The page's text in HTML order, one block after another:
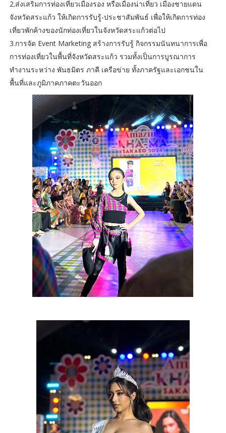
2.ส่งเสริมการท่องเที่ยวเมืองรอง หรือเมืองน่าเที่ยว เมืองชายแดน
จังหวัดสระแก้ว ให้เกิดการรับรู้-ประชาสัมพันธ์ เพื่อให้เกิดการท่อง
เที่ยวพักค้างของนักท่องเที่ยวในจังหวัดสระแก้วต่อไป
3.การจัด Event Marketing สร้างการรับรู้ กิจกรรมนันทนาการเพื่อ
การท่องเที่ยวในพื้นที่จังหวัดสระแก้ว รวมทั้งเป็นการบูรณาการ
ทำงานระหว่าง พันธมิตร ภาคี เครือข่าย ทั้งภาครัฐและเอกชนใน
พื้นที่และภูมิภาคภาคตะวันออก